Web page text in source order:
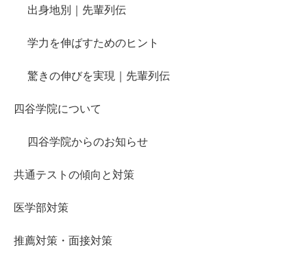
出身地別｜先輩列伝
学力を伸ばすためのヒント
驚きの伸びを実現｜先輩列伝
四谷学院について
四谷学院からのお知らせ
共通テストの傾向と対策
医学部対策
推薦対策・面接対策